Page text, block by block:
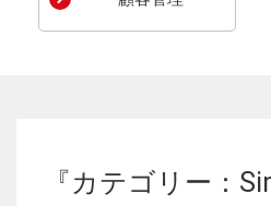
『カテゴリー：